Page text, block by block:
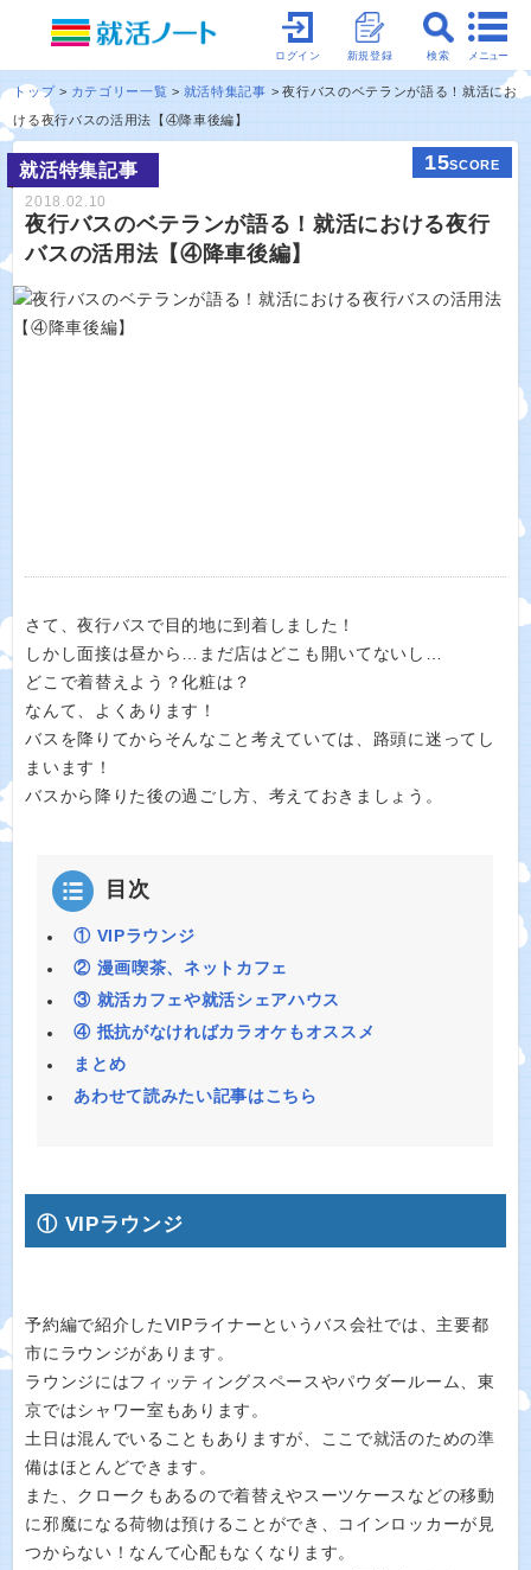
メニュー
検索
新規登録
ログイン
トップ カテゴリー一覧 就活特集記事
夜行バスのベテランが語る！就活にお
ける夜行バスの活用法【④降車後編】
就活特集記事 15SCORE
2018.02.10
夜行バスのベテランが語る！就活における夜行
バスの活用法【④降車後編】
さて、夜行バスで目的地に到着しました！
しかし面接は昼から…まだ店はどこも開いてないし…
どこで着替えよう？化粧は？
なんて、よくあります！
バスを降りてからそんなこと考えていては、路頭に迷ってし
まいます！
バスから降りた後の過ごし方、考えておきましょう。
目次
① VIPラウンジ
② 漫画喫茶、ネットカフェ
③ 就活カフェや就活シェアハウス
④ 抵抗がなければカラオケもオススメ
まとめ
あわせて読みたい記事はこちら
① VIPラウンジ
予約編で紹介したVIPライナーというバス会社では、主要都
市にラウンジがあります。
ラウンジにはフィッティングスペースやパウダールーム、東
京ではシャワー室もあります。
土日は混んでいることもありますが、ここで就活のための準
備はほとんどできます。
また、クロークもあるので着替えやスーツケースなどの移動
に邪魔になる荷物は預けることができ、コインロッカーが見
つからない！なんて心配もなくなります。